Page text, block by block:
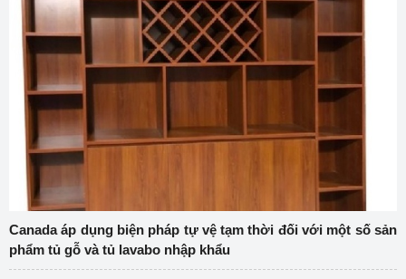
Canada áp dụng biện pháp tự vệ tạm thời đối với một số sản
phẩm tủ gỗ và tủ lavabo nhập khẩu